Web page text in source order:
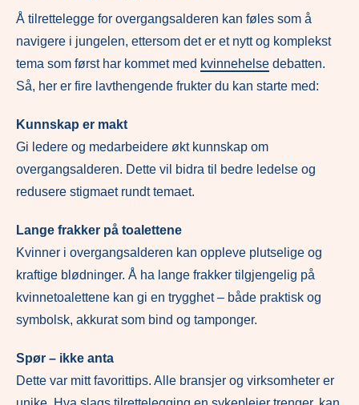
Å tilrettelegge for overgangsalderen kan føles som å
navigere i jungelen, ettersom det er et nytt og komplekst
tema som først har kommet med kvinnehelse debatten.
Så, her er fire lavthengende frukter du kan starte med:
Kunnskap er makt
Gi ledere og medarbeidere økt kunnskap om
overgangsalderen. Dette vil bidra til bedre ledelse og
redusere stigmaet rundt temaet.
Lange frakker på toalettene
Kvinner i overgangsalderen kan oppleve plutselige og
kraftige blødninger. Å ha lange frakker tilgjengelig på
kvinnetoalettene kan gi en trygghet – både praktisk og
symbolsk, akkurat som bind og tamponger.
Spør – ikke anta
Dette var mitt favorittips. Alle bransjer og virksomheter er